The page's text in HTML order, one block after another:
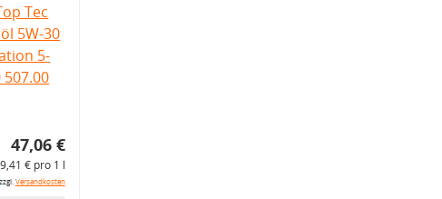
Tec
5W-30
5-
507.00
47,06 €
9,41 € pro 1 l
Versandkosten